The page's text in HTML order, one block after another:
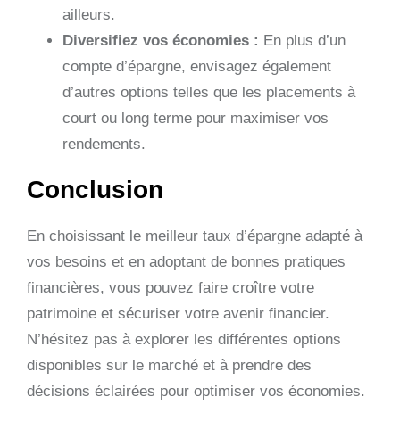
ailleurs.
Diversifiez vos économies : En plus d’un
compte d’épargne, envisagez également
d’autres options telles que les placements à
court ou long terme pour maximiser vos
rendements.
Conclusion
En choisissant le meilleur taux d’épargne adapté à
vos besoins et en adoptant de bonnes pratiques
financières, vous pouvez faire croître votre
patrimoine et sécuriser votre avenir financier.
N’hésitez pas à explorer les différentes options
disponibles sur le marché et à prendre des
décisions éclairées pour optimiser vos économies.